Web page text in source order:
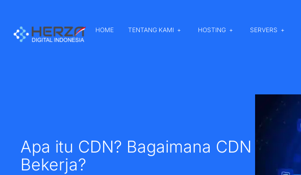
HOME TENTANG KAMI HOSTING SERVERS
Apa itu CDN? Bagaimana CDN
Bekerja?